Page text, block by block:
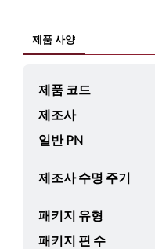
제품 사양
제품 코드
제조사
일반 PN
제조사 수명 주기
패키지 유형
패키지 핀 수